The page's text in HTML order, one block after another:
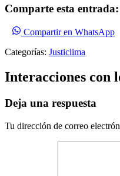
Comparte esta entrada:
Compartir en WhatsApp
Categorías: Justiclima
Interacciones con
Deja una respuesta
Tu dirección de correo